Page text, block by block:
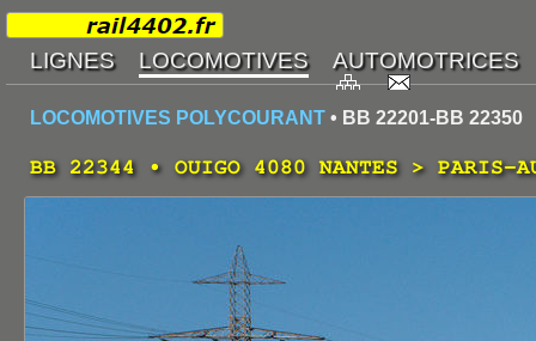
LOCOMOTIVES POLYCOURANT • BB 22201-BB 22350
BB 22344 • OUIGO 4080 NANTES > PARIS-